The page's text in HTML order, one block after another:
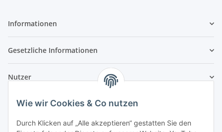
Wie wir Cookies & Co nutzen
Durch Klicken auf „Alle akzeptieren“ gestatten Sie den
Informationen
Gesetzliche Informationen
Nutzer